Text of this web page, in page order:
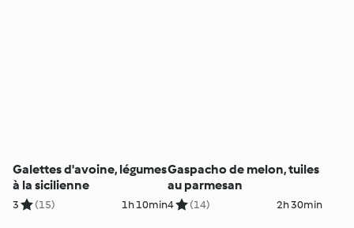
Galettes d'avoine, légumes
à la sicilienne
3 (15) 1h 10min
Gaspacho de melon, tuiles
au parmesan
4 (14) 2h 30min